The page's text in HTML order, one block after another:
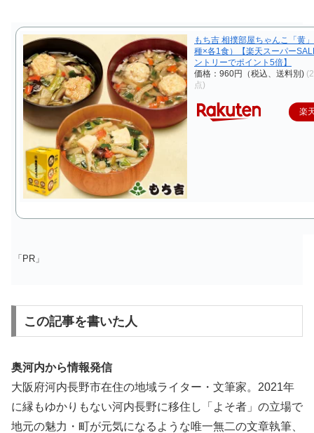
もち吉 相撲部屋ちゃんこ「黄
種×各1食）【楽天スーパー
ントリーでポイント5倍】
価格：960円（税込、送料別)
点)
楽
「PR」
この記事を書いた人
奥河内から情報発信
大阪府河内長野市在住の地域ライター・文筆家。2021年
に縁もゆかりもない河内長野に移住し「よそ者」の立場で
地元の魅力・町が元気になるような唯一無二の文章執筆、